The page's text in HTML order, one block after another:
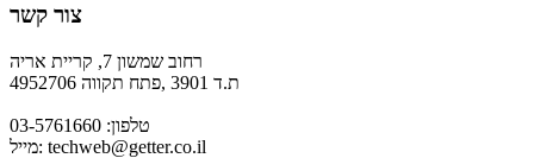
צור קשר
רחוב שמשון 7, קריית אריה
ת.ד 3901 ,פתח תקווה 4952706
טלפון: 03-5761660
מייל: techweb@getter.co.il